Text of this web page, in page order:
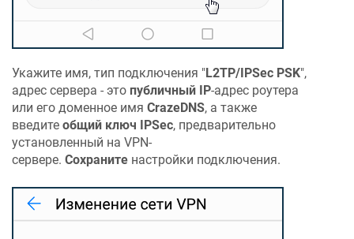
Укажите имя, тип подключения "L2TP/IPSec PSK",
адрес сервера - это публичный IP-адрес роутера
или его доменное имя CrazeDNS, а также
введите общий ключ IPSec, предварительно
установленный на VPN-
сервере. Сохраните настройки подключения.